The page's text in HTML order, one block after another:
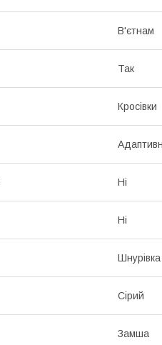
В'єтнам
Так
Кросівки
Ні
Ні
Шнурівка
Сірий
Замша